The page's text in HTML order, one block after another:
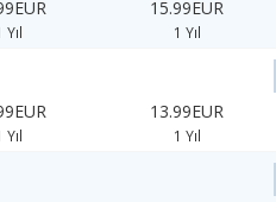
Yıl
15.99EUR
1 Yıl
Yıl
13.99EUR
1 Yıl